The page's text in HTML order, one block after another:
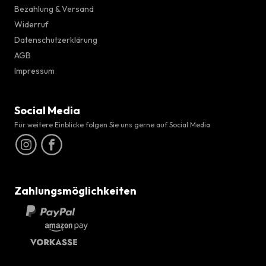
Bezahlung & Versand
Widerruf
Datenschutzerklärung
AGB
Impressum
Social Media
Für weitere Einblicke folgen Sie uns gerne auf Social Media
Zahlungsmöglichkeiten